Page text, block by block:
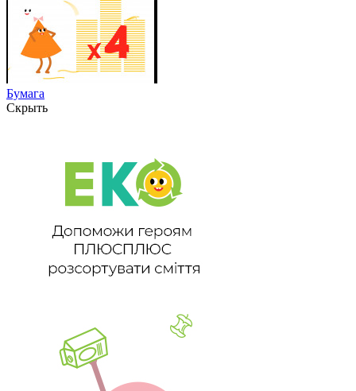
Бумага
Скрыть